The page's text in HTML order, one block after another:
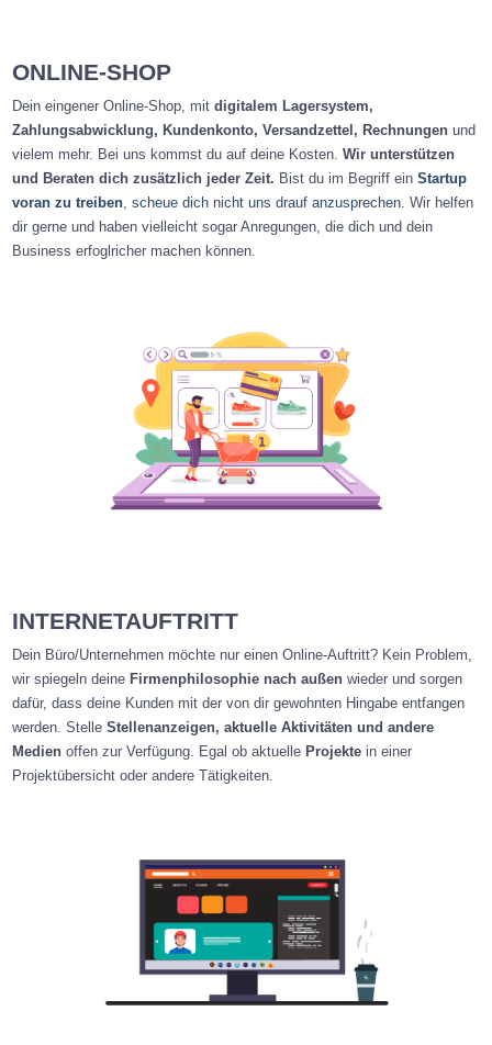
ONLINE-SHOP
Dein eingener Online-Shop, mitdigitalem Lagersystem,
Zahlungsabwicklung, Kundenkonto, Versandzettel, Rechnungen und
vielem mehr. Bei uns kommst du auf deine Kosten. Wir unterstützen
und Beraten dich zusätzlich jeder Zeit. Bist du im Begriff einStartup
voran zu treiben, scheue dich nicht uns drauf anzusprechen. Wir helfen
dir gerne und haben vielleicht sogar Anregungen, die dich und dein
Business erfoglricher machen können.
INTERNETAUFTRITT
Dein Büro/Unternehmen möchte nur einen Online-Auftritt? Kein Problem,
wir spiegeln deine Firmenphilosophie nach außen wieder und sorgen
dafür, dass deine Kunden mit der von dir gewohnten Hingabe entfangen
werden. StelleStellenanzeigen, aktuelle Aktivitäten und andere
Medien offen zur Verfügung. Egal ob aktuelle Projekte in einer
Projektübersicht oder andere Tätigkeiten.